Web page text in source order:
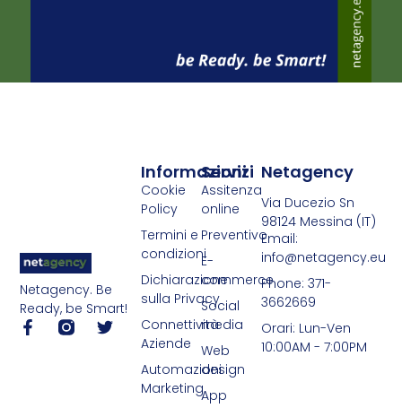
Netagency. Be
Ready, be Smart!
Servizi
Assitenza
online
Preventivo
E-
commerce
Social
media
Web
design
App
Informazioni
Cookie
Policy
Termini e
condizioni
Dichiarazione
sulla Privacy
Connettività
Aziende
Automazioni
Marketing
Netagency
Via Ducezio Sn
98124 Messina (IT)
Email:
info@netagency.eu
Phone: 371-
3662669
Orari: Lun-Ven
10:00AM - 7:00PM